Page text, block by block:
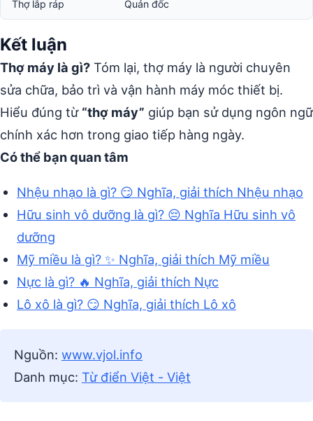
Thợ lắp ráp Quản đốc
Kết luận
Thợ máy là gì? Tóm lại, thợ máy là người chuyên
sửa chữa, bảo trì và vận hành máy móc thiết bị.
Hiểu đúng từ “thợ máy” giúp bạn sử dụng ngôn ngữ
chính xác hơn trong giao tiếp hàng ngày.
Có thể bạn quan tâm
Nhệu nhạo là gì? 😏 Nghĩa, giải thích Nhệu nhạo
Hữu sinh vô dưỡng là gì? 😔 Nghĩa Hữu sinh vô
dưỡng
Mỹ miều là gì? ✨ Nghĩa, giải thích Mỹ miều
Nực là gì? 🔥 Nghĩa, giải thích Nực
Lô xô là gì? 😏 Nghĩa, giải thích Lô xô
Nguồn: www.vjol.info
Danh mục: Từ điển Việt - Việt